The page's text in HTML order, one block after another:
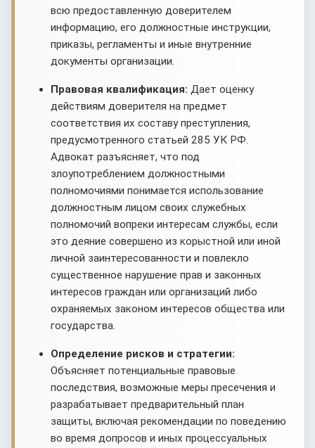
всю предоставленную доверителем
информацию, его должностные инструкции,
приказы, регламенты и иные внутренние
документы организации.
Правовая квалификация: Дает оценку
действиям доверителя на предмет
соответствия их составу преступления,
предусмотренного статьей 285 УК РФ.
Адвокат разъясняет, что под
злоупотреблением должностными
полномочиями понимается использование
должностным лицом своих служебных
полномочий вопреки интересам службы, если
это деяние совершено из корыстной или иной
личной заинтересованности и повлекло
существенное нарушение прав и законных
интересов граждан или организаций либо
охраняемых законом интересов общества или
государства.
Определение рисков и стратегии:
Объясняет потенциальные правовые
последствия, возможные меры пресечения и
разрабатывает предварительный план
защиты, включая рекомендации по поведению
во время допросов и иных процессуальных